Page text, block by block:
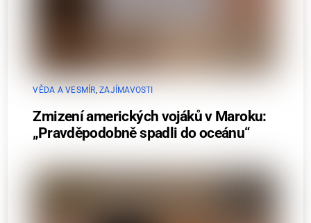
VĚDA A VESMÍR ,ZAJÍMAVOSTI
Zmizení amerických vojáků v Maroku:
„Pravděpodobně spadli do oceánu“